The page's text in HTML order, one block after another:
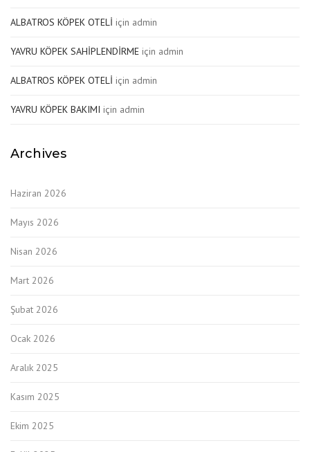
ALBATROS KÖPEK OTELİ için admin
YAVRU KÖPEK SAHİPLENDİRME için admin
ALBATROS KÖPEK OTELİ için admin
YAVRU KÖPEK BAKIMI için admin
Archives
Haziran 2026
Mayıs 2026
Nisan 2026
Mart 2026
Şubat 2026
Ocak 2026
Aralık 2025
Kasım 2025
Ekim 2025